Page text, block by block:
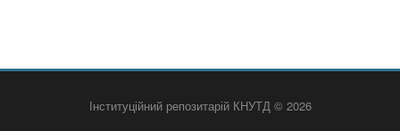
Інституційний репозитарій КНУТД © 2026